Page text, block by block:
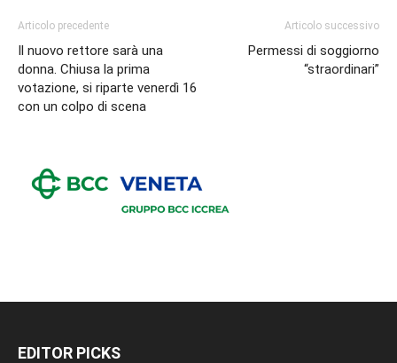
Articolo precedente
Il nuovo rettore sarà una
donna. Chiusa la prima
votazione, si riparte venerdì 16
con un colpo di scena
Articolo successivo
Permessi di soggiorno
“straordinari”
EDITOR PICKS